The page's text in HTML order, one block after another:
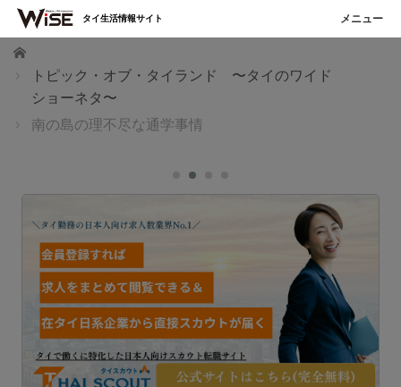
ホーム
トピック・オブ・タイランド 〜タイのワイド
ショーネタ〜
南の島の理不尽な通学事情
タイ生活情報サイト